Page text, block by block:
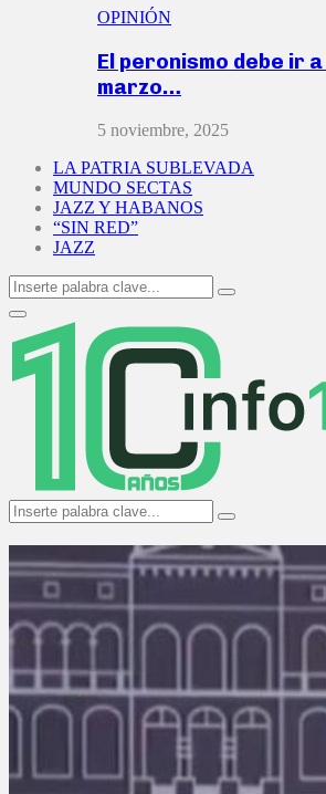
OPINIÓN
El peronismo debe ir
marzo…
5 noviembre, 2025
LA PATRIA SUBLEVADA
MUNDO SECTAS
JAZZ Y HABANOS
“SIN RED”
JAZZ
Search
for:
Search
Primary
Menu
Search
for:
Search